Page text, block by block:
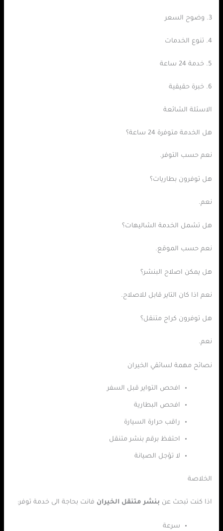
3. وضوح السعر
4. تنوع الخدمات
5. خدمة 24 ساعة
6. خبرة حقيقية
الاسئلة الشائعة
هل الخدمة متوفرة 24 ساعة؟
نعم حسب التوفر.
هل توفرون بطاريات؟
نعم.
هل تشمل الخدمة الشاليهات؟
نعم حسب الموقع.
هل يمكن اصلاح البنشر؟
نعم اذا كان التاير قابل للاصلاح.
هل توفرون كراج متنقل؟
نعم.
نصائح مهمة لسائقي الخيران
افحص التواير قبل السفر
افحص البطارية
راقب حرارة السيارة
احتفظ برقم بنشر متنقل
لا تؤجل الصيانة
الخلاصة
اذا كنت تبحث عن بنشر متنقل الخيران فانت بحاجة الى خدمة توفر:
سرعة